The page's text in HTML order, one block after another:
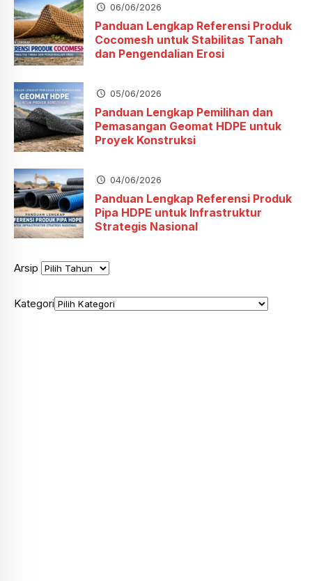
06/06/2026
Panduan Lengkap Referensi Produk
Cocomesh untuk Stabilitas Tanah
dan Pengendalian Erosi
05/06/2026
Panduan Lengkap Pemilihan dan
Pemasangan Geomat HDPE untuk
Proyek Konstruksi
04/06/2026
Panduan Lengkap Referensi Produk
Pipa HDPE untuk Infrastruktur
Strategis Nasional
Arsip
Kategori